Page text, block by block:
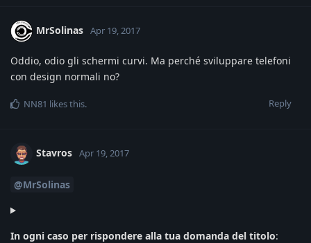
MrSolinas Apr 19, 2017
Oddio, odio gli schermi curvi. Ma perché sviluppare telefoni
con design normali no?
Reply
NN81 likes this.
Stavros Apr 19, 2017
@MrSolinas
In ogni caso per rispondere alla tua domanda del titolo: